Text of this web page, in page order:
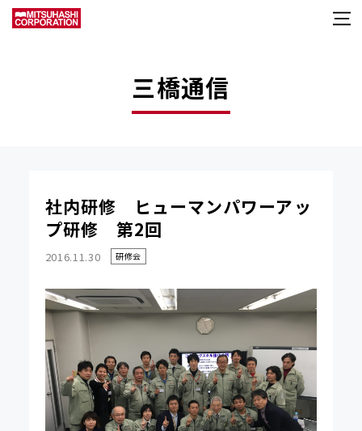
三橋通信
社内研修 ヒューマンパワーアッ
プ研修 第2回
2016.11.30 研修会